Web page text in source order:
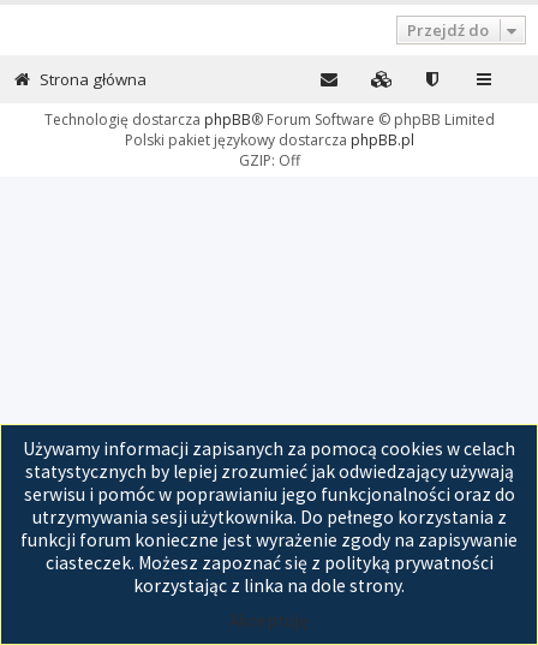
Przejdź do
Używamy informacji zapisanych za pomocą cookies w celach
statystycznych by lepiej zrozumieć jak odwiedzający używają
serwisu i pomóc w poprawianiu jego funkcjonalności oraz do
utrzymywania sesji użytkownika. Do pełnego korzystania z
funkcji forum konieczne jest wyrażenie zgody na zapisywanie
ciasteczek. Możesz zapoznać się z polityką prywatności
korzystając z linka na dole strony.
Akceptuję
Strona główna
Technologię dostarcza phpBB® Forum Software © phpBB Limited
Polski pakiet językowy dostarcza phpBB.pl
GZIP: Off